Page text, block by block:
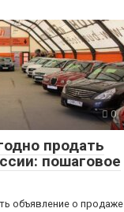
0
продать
пошаговое
объявление о продаже